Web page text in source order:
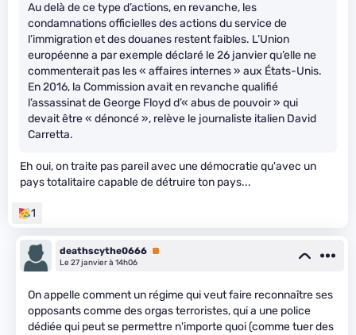
Au delà de ce type d’actions, en revanche, les
condamnations officielles des actions du service de
l’immigration et des douanes restent faibles. L’Union
européenne a par exemple déclaré le 26 janvier qu’elle ne
commenterait pas les « affaires internes » aux États-Unis.
En 2016, la Commission avait en revanche qualifié
l’assassinat de George Floyd d’« abus de pouvoir » qui
devait être « dénoncé », relève le journaliste italien David
Carretta.
Eh oui, on traite pas pareil avec une démocratie qu'avec un
pays totalitaire capable de détruire ton pays...
1
deathscythe0666 Premium
Le 27 janvier à 14h06
On appelle comment un régime qui veut faire reconnaître ses
opposants comme des orgas terroristes, qui a une police
dédiée qui peut se permettre n'importe quoi (comme tuer des